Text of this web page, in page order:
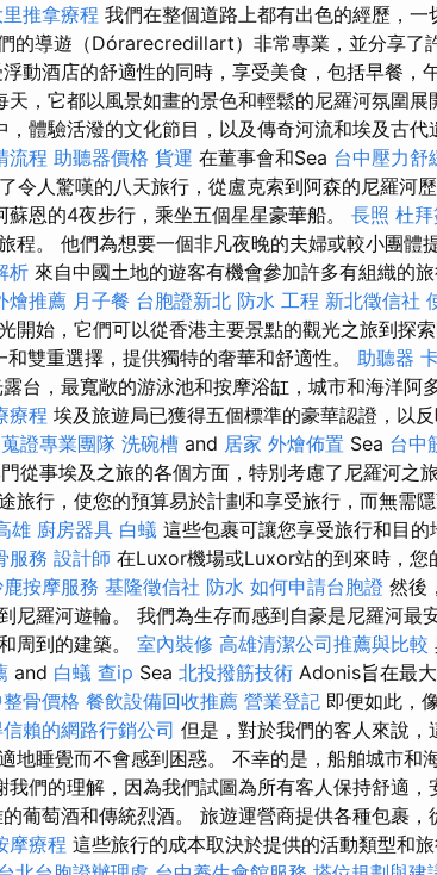
里推拿療程 我們在整個道路上都有出色的經歷，一
的導遊（Dórarecredillart）非常專業，並分享了
動酒店的舒適性的同時，享受美食，包括早餐，
天，它都以風景如畫的景色和輕鬆的尼羅河氛圍展
，體驗活潑的文化節目，以及傳奇河流和埃及古代
流程 助聽器價格 貨運 在董事會和Sea 台中壓力舒
令人驚嘆的八天旅行，從盧克索到阿森的尼羅河
蘇恩的4夜步行，乘坐五個星星豪華船。 長照 杜
程。 他們為想要一個非凡夜晚的夫婦或較小團體
析 來自中國土地的遊客有機會參加許多有組織的
燴推薦 月子餐 台胞證新北 防水 工程 新北徵信社
開始，它們可以從香港主要景點的觀光之旅到探
雙重選擇，提供獨特的奢華和舒適性。 助聽器
台，最寬敞的游泳池和按摩浴缸，城市和海洋阿
療程 埃及旅遊局已獲得五個標準的豪華認證，以
證專業團隊 洗碗槽 and 居家 外燴佈置 Sea 台中
從事埃及之旅的各個方面，特別考慮了尼羅河之旅
行，使您的預算易於計劃和享受旅行，而無需隱
雄 廚房器具 白蟻 這些包裹可讓您享受旅行和目的
服務 設計師 在Luxor機場或Luxor站的到來時，您
按摩服務 基隆徵信社 防水 如何申請台胞證 然後
尼羅河遊輪。 我們為生存而感到自豪是尼羅河最
周到的建築。 室內裝修 高雄清潔公司推薦與比較
and 白蟻 查ip Sea 北投撥筋技術 Adonis旨在最
骨價格 餐飲設備回收推薦 營業登記 即便如此，
賴的網路行銷公司 但是，對於我們的客人來說，
地睡覺而不會感到困惑。 不幸的是，船舶城市和
們的理解，因為我們試圖為所有客人保持舒適，
葡萄酒和傳統烈酒。 旅遊運營商提供各種包裹，
摩療程 這些旅行的成本取決於提供的活動類型和旅